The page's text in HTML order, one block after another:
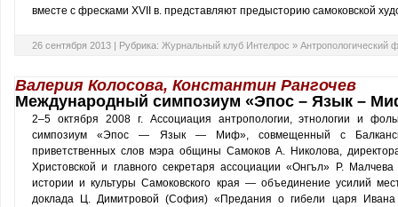
вместе с фресками ХVІІ в. представляют предысторию самоковской
26 сентября 2013 | Рубрика: Журнальный клуб Интелрос » Антропологический
Валерия Колосова, Константин Рангочев
Международный симпозиум «Эпос – Язык –
2–5 октября 2008 г. Ассоциация антропологии, этнологии и
симпозиум «Эпос — Язык — Миф», совмещенный с
приветственных слов мэра общины Самоков А. Николова,
Христовской и главного секретаря ассоциации «Онгъл» Р.
истории и культуры Самоковского края — объединение усилий
доклада Ц. Димитровой (София) «Предания о гибели царя